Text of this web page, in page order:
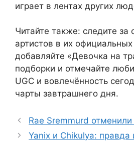
играет в лентах других
Читайте также: следите за
артистов в их официальных
добавляйте «Девочка на
подборки и отмечайте
UGC и вовлечённость
чарты завтрашнего дня.
Rae Sremmurd
Yanix и Chikulya: правда